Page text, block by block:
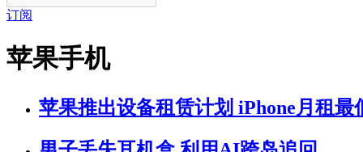
订阅
苹果手机
苹果推出设备租赁计划 iPhone月租最